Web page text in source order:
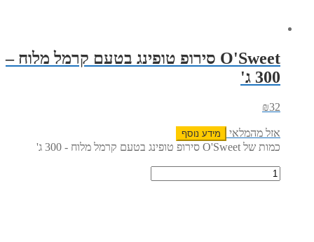
O'Sweet סירופ טופינג בטעם קרמל מלוח –
300 ג'
₪32
אזל מהמלאי מידע נוסף
כמות של O'Sweet סירופ טופינג בטעם קרמל מלוח - 300 ג'